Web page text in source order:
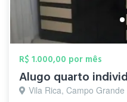
R$ 1.000,00 por mês
Alugo quarto
Vila Rica, Campo Grande